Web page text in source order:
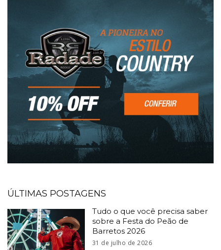
ÚLTIMAS POSTAGENS
Tudo o que você precisa saber
sobre a Festa do Peão de
Barretos 2026
31 de julho de 2026